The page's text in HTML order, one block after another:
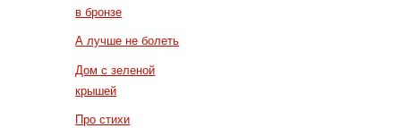
в бронзе
А лучше не болеть
Дом с зеленой
крышей
Про стихи